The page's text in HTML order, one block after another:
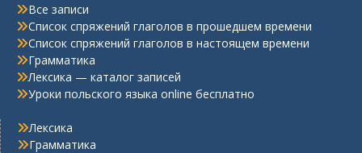
Все записи
Список спряжений глаголов в прошедшем времени
Список спряжений глаголов в настоящем времени
Грамматика
Лексика — каталог записей
Уроки польского языка online бесплатно
Лексика
Грамматика